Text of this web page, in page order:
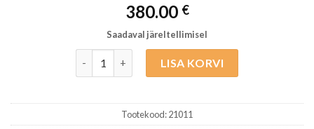
380.00 €
Saadaval järeltellimisel
LISA KORVI
Tootekood:21011